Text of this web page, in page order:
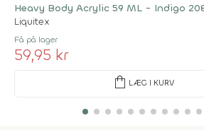
Heavy Body Acrylic 59 ML - Indigo
Liquitex
Få på lager
59,95 kr
shopping_bag LÆG I KURV